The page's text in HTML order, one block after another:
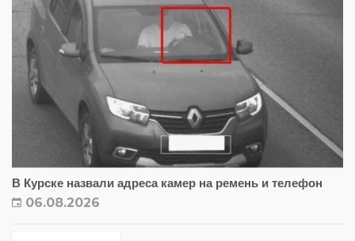
В Курске назвали адреса камер на ремень и телефон
06.08.2026